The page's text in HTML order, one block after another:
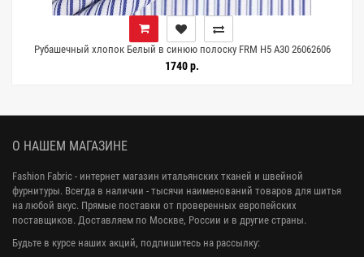
Рубашечный хлопок Белый в синюю полоску FRM H5 A30 26062606
1740 р.
О НАШЕМ МАГАЗИНЕ
Fashion Fabric - интернет магазин итальянских тканей и швейной
фурнитуры. Всегда в наличии - тысячи наименований товаров для шитья
на любой вкус. Прямые поставки от проверенных европейских
поставщиков. Доставляем по Москве, России и в другие страны.
Будьте в курсе наших акций, подпишитесь на рассылку: